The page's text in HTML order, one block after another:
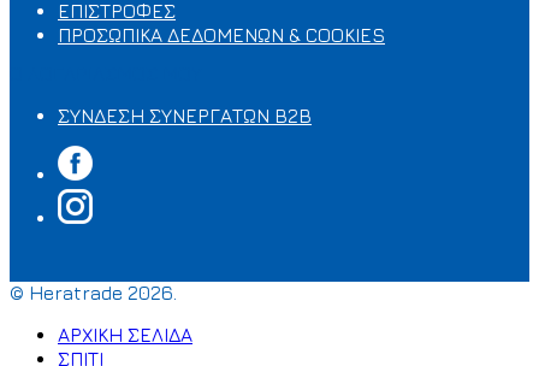
ΕΠΙΣΤΡΟΦΕΣ
ΠΡΟΣΩΠΙΚΑ ΔΕΔΟΜΕΝΩΝ & COOKIES
ΣΥΝΔΕΣΗ ΣΥΝΕΡΓΑΤΩΝ B2B
© Heratrade 2026.
ΑΡΧΙΚΗ ΣΕΛΙΔΑ
ΣΠΙΤΙ